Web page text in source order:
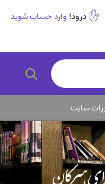
درود! وارد حساب شوید
سایت